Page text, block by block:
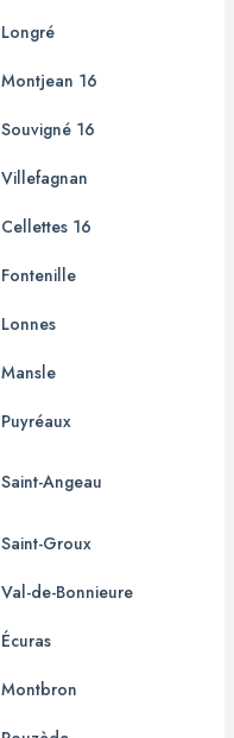
Longré
Montjean 16
Souvigné 16
Villefagnan
Cellettes 16
Fontenille
Lonnes
Mansle
Puyréaux
Saint-Angeau
Saint-Groux
Val-de-Bonnieure
Écuras
Montbron